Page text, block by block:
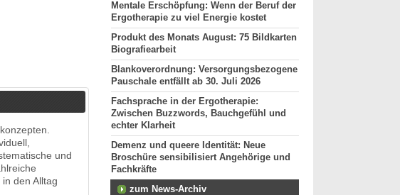
und
den Alltag
Mentale Erschöpfung: Wenn der Beruf der
Ergotherapie zu viel Energie kostet
Produkt des Monats August: 75 Bildkarten
Biografiearbeit
Blankoverordnung: Versorgungsbezogene
Pauschale entfällt ab 30. Juli 2026
Fachsprache in der Ergotherapie:
Zwischen Buzzwords, Bauchgefühl und
echter Klarheit
Demenz und queere Identität: Neue
Broschüre sensibilisiert Angehörige und
Fachkräfte
zum News-Archiv